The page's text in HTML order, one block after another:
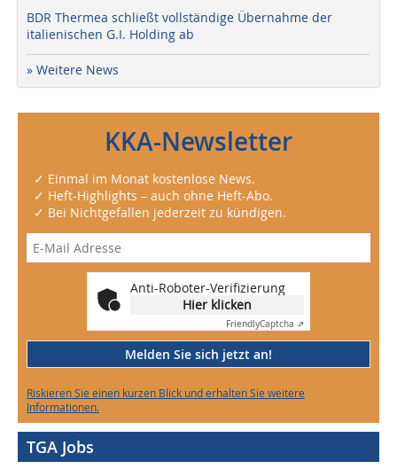
BDR Thermea schließt vollständige Übernahme der
italienischen G.I. Holding ab
» Weitere News
KKA-Newsletter
✓ Einmal im Monat kostenlose News.
✓ Heft-Highlights – auch ohne Heft-Abo.
✓ Bei Nichtgefallen jederzeit zu kündigen.
Anti-Roboter-Verifizierung
Hier klicken
FriendlyCaptcha ⇗
Melden Sie sich jetzt an!
Riskieren Sie einen kurzen Blick und erhalten Sie weitere
Informationen.
TGA Jobs